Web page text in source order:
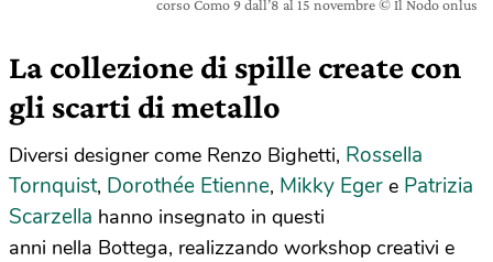
corso Como 9 dall’8 al 15 novembre © Il Nodo onlus
La collezione di spille create con
gli scarti di metallo
Diversi designer come Renzo Bighetti, Rossella
Tornquist, Dorothée Etienne, Mikky Eger e Patrizia
Scarzella hanno insegnato in questi
anni nella Bottega, realizzando workshop creativi e